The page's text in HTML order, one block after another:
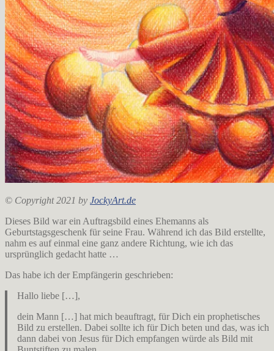
© Copyright 2021 by JockyArt.de
Dieses Bild war ein Auftragsbild eines Ehemanns als
Geburtstagsgeschenk für seine Frau. Während ich das Bild erstellte,
nahm es auf einmal eine ganz andere Richtung, wie ich das
ursprünglich gedacht hatte …
Das habe ich der Empfängerin geschrieben:
Hallo liebe […],
dein Mann […] hat mich beauftragt, für Dich ein prophetisches
Bild zu erstellen. Dabei sollte ich für Dich beten und das, was ich
dann dabei von Jesus für Dich empfangen würde als Bild mit